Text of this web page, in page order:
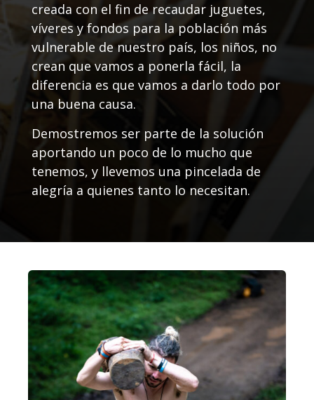
2024
cantidad
creada con el fin de recaudar juguetes,
víveres y fondos para la población más
vulnerable de nuestro país, los niños, no
crean que vamos a ponerla fácil, la
diferencia es que vamos a darlo todo por
una buena causa.
Demostremos ser parte de la solución
aportando un poco de lo mucho que
tenemos, y llevemos una pincelada de
alegría a quienes tanto lo necesitan.